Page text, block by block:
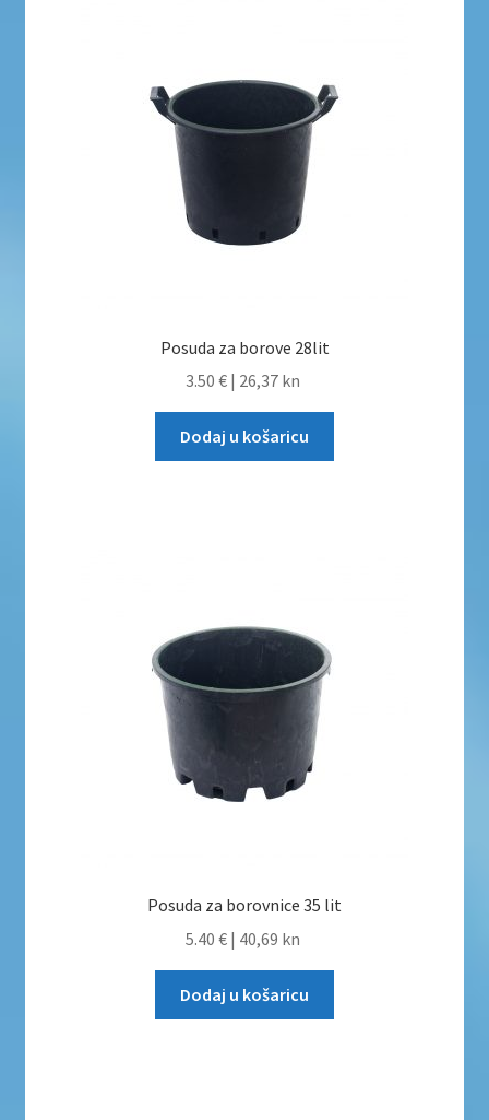
Zaštita privatnosti
Zaštita privatnosti i uvjeti poslovanja
Posuda za borove 28lit
3.50 € | 26,37 kn
Dodaj u košaricu
Posuda za borovnice 35 lit
5.40 € | 40,69 kn
Dodaj u košaricu